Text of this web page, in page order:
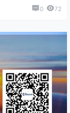
0 72